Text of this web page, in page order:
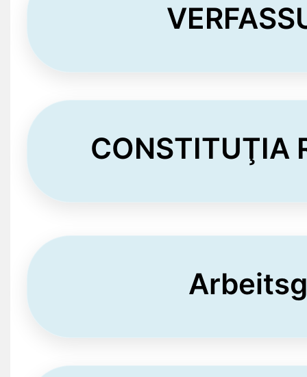
CONSTITUŢIA